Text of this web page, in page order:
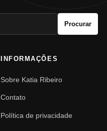
Procurar
INFORMAÇÕES
Sobre Katia Ribeiro
Contato
Política de privacidade